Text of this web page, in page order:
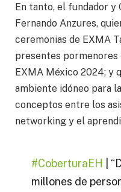
En tanto, el fundador y
Fernando Anzures,
ceremonias de EXMA
presentes pormenores
EXMA México 2024; y
ambiente idóneo para
conceptos entre los
networking y el
#CoberturaEH
|
millones de